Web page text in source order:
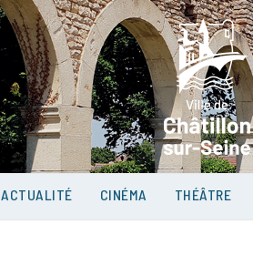
ACTUALITÉ CINÉMA THÉÂTRE